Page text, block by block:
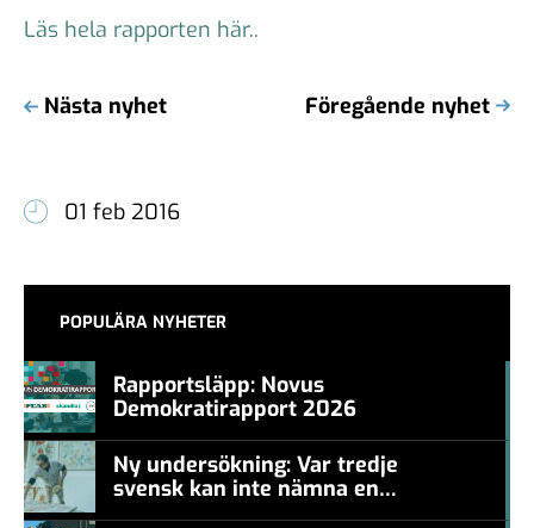
Läs hela rapporten här..
Nästa nyhet Föregående nyhet
01 feb 2016
POPULÄRA NYHETER
Rapportsläpp: Novus
Demokratirapport 2026
Ny undersökning: Var tredje
svensk kan inte nämna en
levande konstnär